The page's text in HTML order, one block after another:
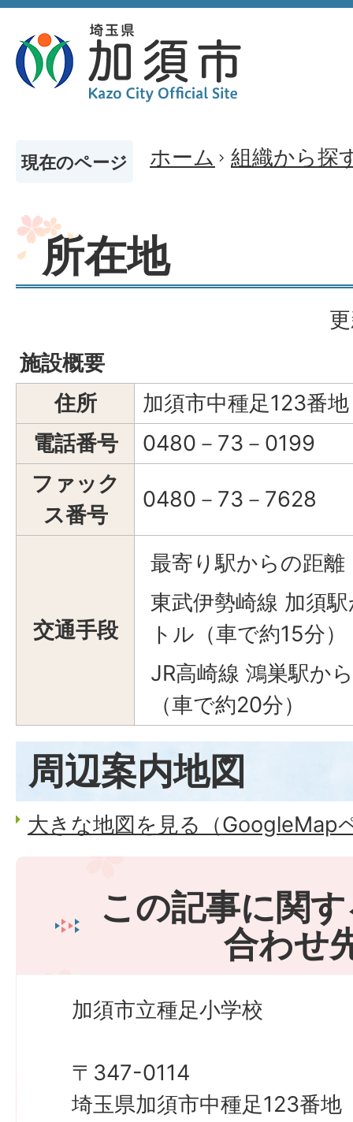
現在のページ ホーム 組織から探
所在地
施設概要
住所
加須市中種足123番地
電話番号
0480－73－0199
ファック
ス番号
0480－73－7628
交通手段
最寄り駅からの距離
東武伊勢崎線 加須
トル（車で約15分）
JR高崎線 鴻巣駅か
（車で約20分）
周辺案内地図
大きな地図を見る（GoogleMap
この記事に関
合わせ
加須市立種足小学校
〒347-0114
埼玉県加須市中種足123番地